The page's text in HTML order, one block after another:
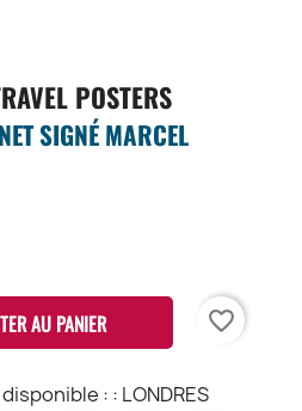
POSTERS
SIGNÉ MARCEL
AU PANIER favorite_border
: : LONDRES